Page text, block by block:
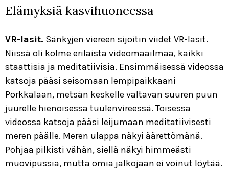
Elämyksiä kasvihuoneessa
VR-lasit. Sänkyjen viereen sijoitin viidet VR-lasit.
Niissä oli kolme erilaista videomaailmaa, kaikki
staattisia ja meditatiivisia. Ensimmäisessä videossa
katsoja pääsi seisomaan lempipaikkaani
Porkkalaan, metsän keskelle valtavan suuren puun
juurelle hienoisessa tuulenvireessä. Toisessa
videossa katsoja pääsi leijumaan meditatiivisesti
meren päälle. Meren ulappa näkyi äärettömänä.
Pohjaa pilkisti vähän, siellä näkyi himmeästi
muovipussia, mutta omia jalkojaan ei voinut löytää.